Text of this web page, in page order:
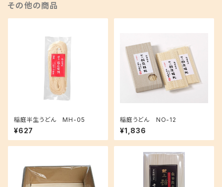
その他の商品
稲庭半生うどん MH-05
¥627
稲庭うどん NO-12
¥1,836